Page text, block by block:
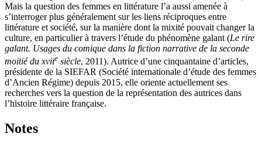
Mais la question des femmes en littérature l’a aussi amenée à
s’interroger plus généralement sur les liens réciproques entre
littérature et société, sur la manière dont la mixité pouvait changer la
culture, en particulier à travers l’étude du phénomène galant (Le rire
galant. Usages du comique dans la fiction narrative de la seconde
moitié du xviie siècle, 2011). Autrice d’une cinquantaine d’articles,
présidente de la SIEFAR (Société internationale d’étude des femmes
d’Ancien Régime) depuis 2015, elle oriente actuellement ses
recherches vers la question de la représentation des autrices dans
l’histoire littéraire française.
Notes